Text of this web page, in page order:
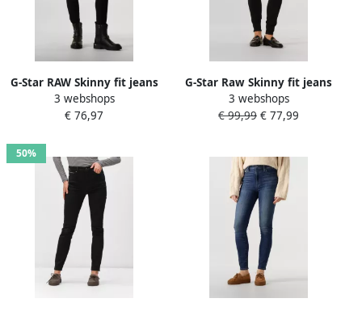
G-Star RAW Skinny fit jeans
Mid Waist Skinny met
elastaan-aandeel
3 webshops
€ 76,97
G-Star Raw Skinny fit jeans
in 5-pocketmodel
3 webshops
€ 99,99 € 77,99
50%